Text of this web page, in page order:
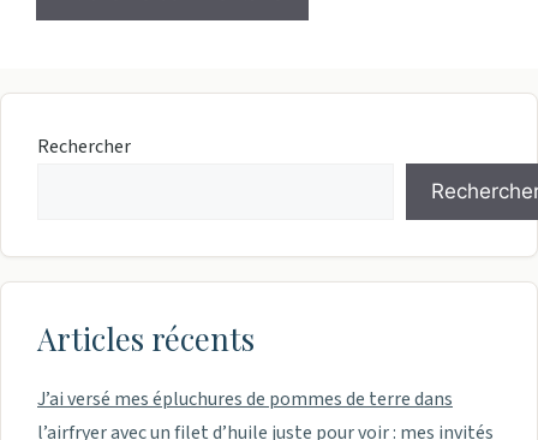
Rechercher
Articles récents
J’ai versé mes épluchures de pommes de terre dans
l’airfryer avec un filet d’huile juste pour voir : mes invités